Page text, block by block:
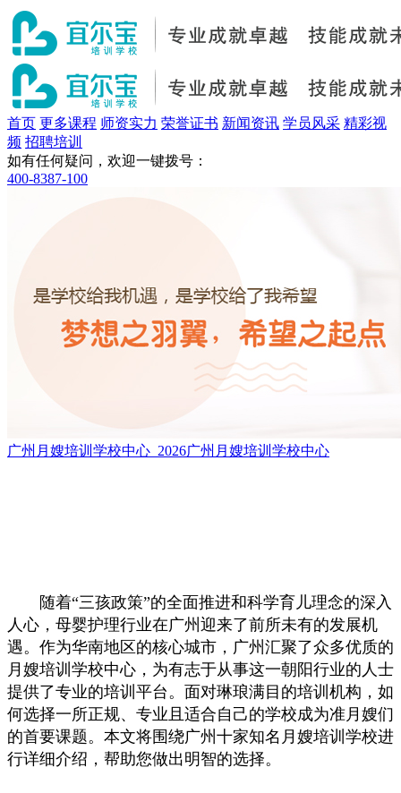
首页 更多课程 师资实力 荣誉证书 新闻资讯 学员风采 精彩视
频 招聘培训
如有任何疑问，欢迎一键拨号：
400-8387-100
广州月嫂培训学校中心_2026广州月嫂培训学校中心
随着“三孩政策”的全面推进和科学育儿理念的深入
人心，母婴护理行业在广州迎来了前所未有的发展机
遇。作为华南地区的核心城市，广州汇聚了众多优质的
月嫂培训学校中心，为有志于从事这一朝阳行业的人士
提供了专业的培训平台。面对琳琅满目的培训机构，如
何选择一所正规、专业且适合自己的学校成为准月嫂们
的首要课题。本文将围绕广州十家知名月嫂培训学校进
行详细介绍，帮助您做出明智的选择。